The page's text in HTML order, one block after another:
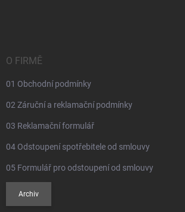
O FIRMĚ
01 Obchodní podmínky
02 Záruční a reklamační podmínky
03 Reklamační formulář
04 Odstoupení spotřebitele od smlouvy
05 Formulář pro odstoupení od smlouvy
Archiv